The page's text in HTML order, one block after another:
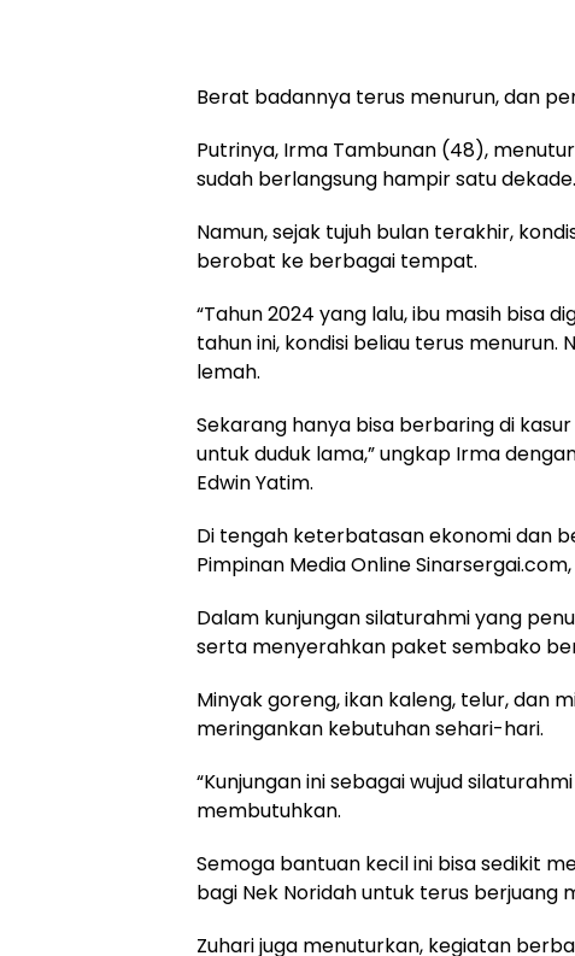
Berat badannya terus menurun, dan
Putrinya, Irma Tambunan (48),
sudah berlangsung hampir satu dekade.
Namun, sejak tujuh bulan terakhir,
berobat ke berbagai tempat.
“Tahun 2024 yang lalu, ibu masih bisa
tahun ini, kondisi beliau terus
lemah.
Sekarang hanya bisa berbaring di
untuk duduk lama,” ungkap Irma
Edwin Yatim.
Di tengah keterbatasan ekonomi dan
Pimpinan Media Online
Dalam kunjungan silaturahmi yang
serta menyerahkan paket sembako
Minyak goreng, ikan kaleng, telur, dan
meringankan kebutuhan sehari-hari.
“Kunjungan ini sebagai wujud
membutuhkan.
Semoga bantuan kecil ini bisa sedikit
bagi Nek Noridah untuk terus berjuang
Zuhari juga menuturkan, kegiatan